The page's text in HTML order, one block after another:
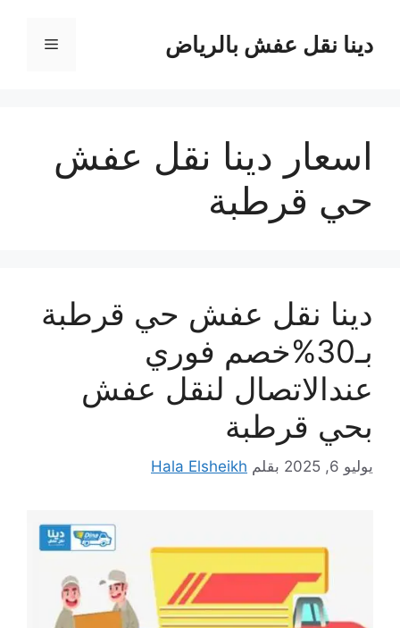
المحتوىدينا نقل عفش بالرياض القائمة
اسعار دينا نقل عفش
حي قرطبة
دينا نقل عفش حي قرطبة
بـ30%خصم فوري
عندالاتصال لنقل عفش
بحي قرطبة
يوليو 6, 2025 بقلم Hala Elsheikh